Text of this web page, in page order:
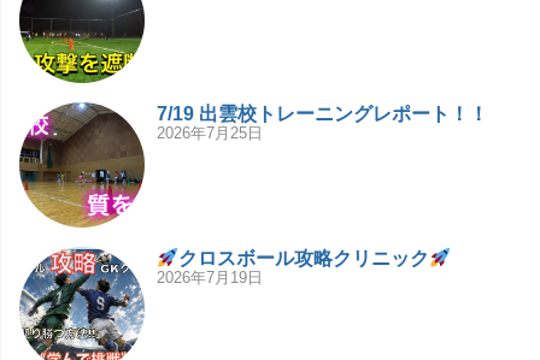
7/19 出雲校トレーニングレポート！！
2026年7月25日
クロスボール攻略クリニック
2026年7月19日